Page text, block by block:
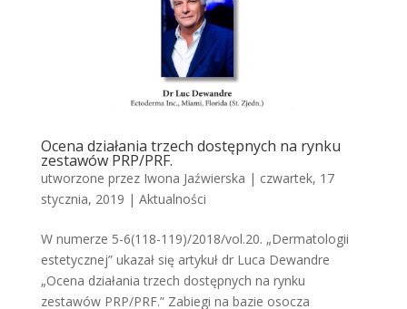
Ocena działania trzech dostępnych na rynku
zestawów PRP/PRF.
utworzone przez Iwona Jaźwierska | czwartek, 17
stycznia, 2019 | Aktualności
W numerze 5-6(118-119)/2018/vol.20. „Dermatologii
estetycznej” ukazał się artykuł dr Luca Dewandre
„Ocena działania trzech dostępnych na rynku
zestawów PRP/PRF.” Zabiegi na bazie osocza